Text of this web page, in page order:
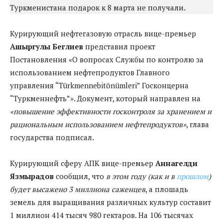
Туркменистана подарок к 8 марта не получали.
Курирующий нефтегазовую отрасль вице-премьер
Ашыргулы Беглиев представил проект
Постановления «О вопросах Службы по контролю за
использованием нефтепродуктов Главного
управления “Türkmennebitönümleri” Госконцерна
“Туркменнефть”». Документ, который направлен на
«повышение эффективности госконтроля за хранением и
рациональным использованием нефтепродуктов», глава
государства подписал.
Курирующий сферу АПК вице-премьер Аннагелди
Язмырадов сообщил, что в этом году (как и в прошлом)
будет высажено 3 миллиона саженцев, а плошадь
земель для выращивания различных культур составит
1 миллион 414 тысяч 980 гектаров. На 106 тысячах